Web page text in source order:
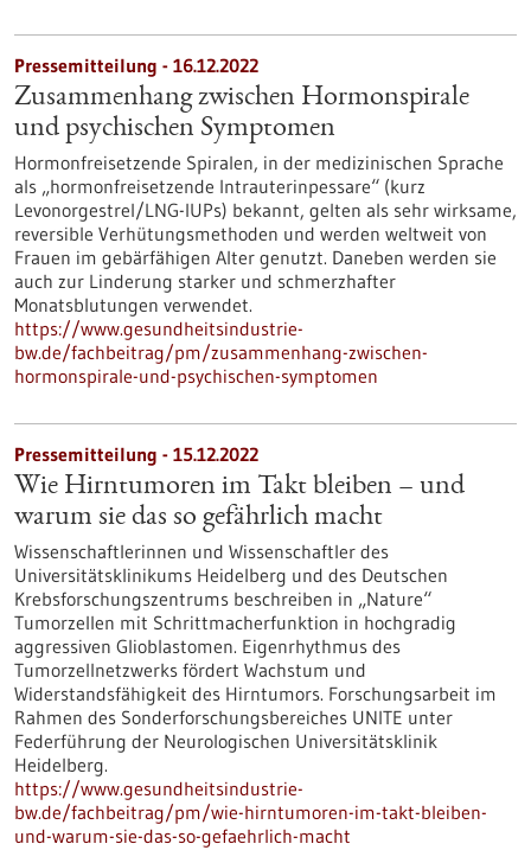
Pressemitteilung - 16.12.2022
Zusammenhang zwischen Hormonspirale
und psychischen Symptomen
Hormonfreisetzende Spiralen, in der medizinischen Sprache
als „hormonfreisetzende Intrauterinpessare“ (kurz
Levonorgestrel/LNG-​IUPs) bekannt, gelten als sehr wirksame,
reversible Verhütungsmethoden und werden weltweit von
Frauen im gebärfähigen Alter genutzt. Daneben werden sie
auch zur Linderung starker und schmerzhafter
Monatsblutungen verwendet.
https://www.gesundheitsindustrie-
bw.de/fachbeitrag/pm/zusammenhang-zwischen-
hormonspirale-und-psychischen-symptomen
Pressemitteilung - 15.12.2022
Wie Hirntumoren im Takt bleiben – und
warum sie das so gefährlich macht
Wissenschaftlerinnen und Wissenschaftler des
Universitätsklinikums Heidelberg und des Deutschen
Krebsforschungszentrums beschreiben in „Nature“
Tumorzellen mit Schrittmacherfunktion in hochgradig
aggressiven Glioblastomen. Eigenrhythmus des
Tumorzellnetzwerks fördert Wachstum und
Widerstandsfähigkeit des Hirntumors. Forschungsarbeit im
Rahmen des Sonderforschungsbereiches UNITE unter
Federführung der Neurologischen Universitätsklinik
Heidelberg.
https://www.gesundheitsindustrie-
bw.de/fachbeitrag/pm/wie-hirntumoren-im-takt-bleiben-
und-warum-sie-das-so-gefaehrlich-macht